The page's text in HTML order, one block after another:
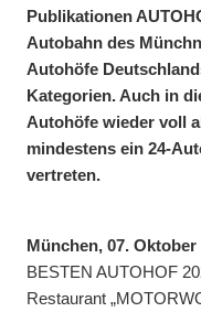
Publikationen
Autobahn des
Autohöfe
Kategorien. Auch in
Autohöfe wieder voll
mindestens ein 24-
vertreten.
München, 07. Oktober
BESTEN AUTOHOF
Restaurant